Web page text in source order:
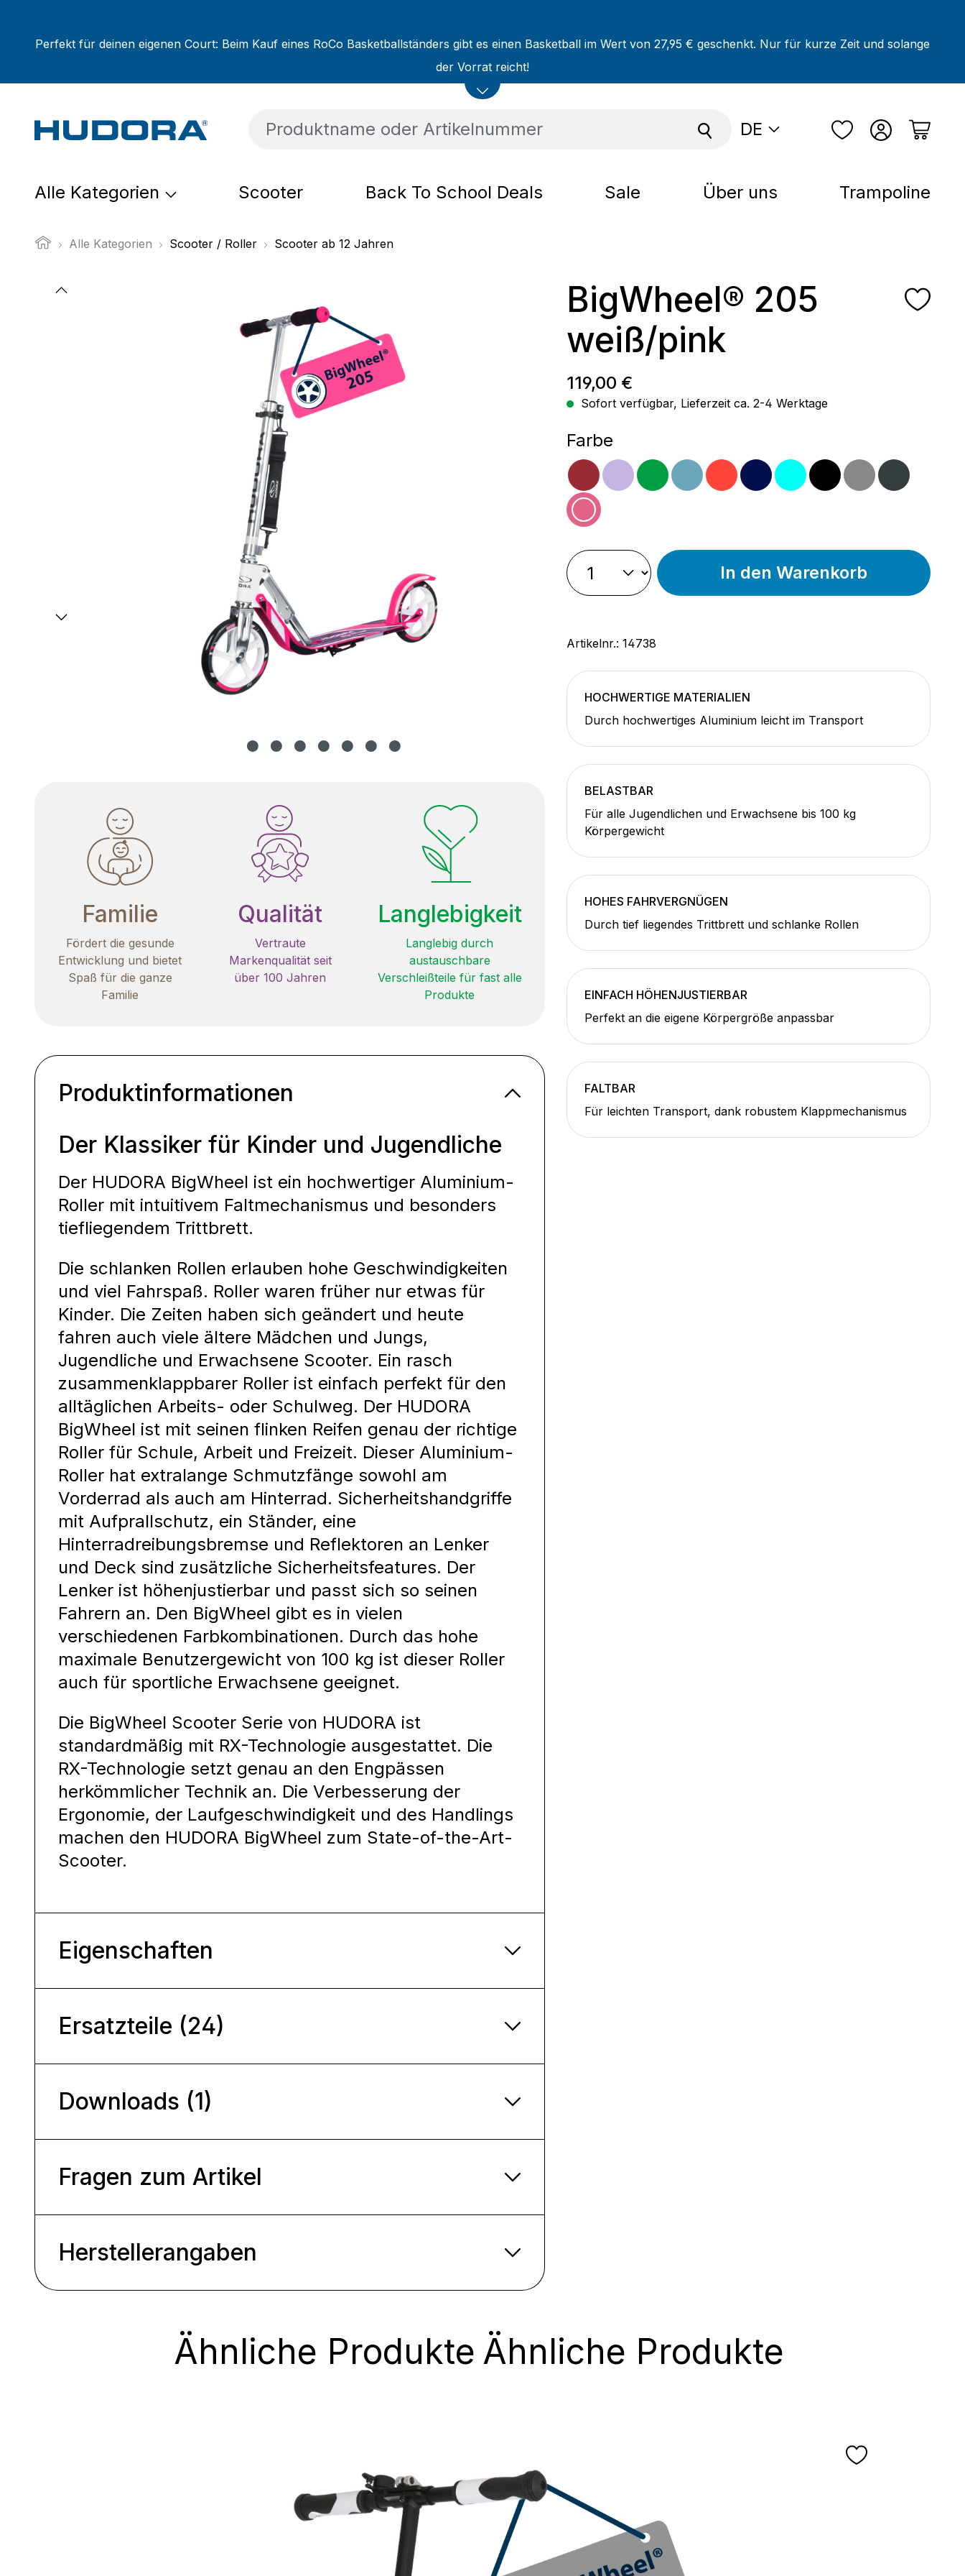
Perfekt für deinen eigenen Court: Beim Kauf eines RoCo Basketballständers gibt es einen Basketball im Wert von 27,95 € geschenkt. Nur für kurze Zeit und solange
der Vorrat reicht!
DE
Alle Kategorien Scooter Back To School Deals Sale Über uns Trampoline
Alle Kategorien Scooter / Roller Scooter ab 12 Jahren
Bildergalerie überspringen
Familie
Fördert die gesunde
Entwicklung und bietet
Spaß für die ganze
Familie
Qualität
Vertraute
Markenqualität seit
über 100 Jahren
Langlebigkeit
Langlebig durch
austauschbare
Verschleißteile für fast alle
Produkte
BigWheel® 205
weiß/pink
Regulärer Preis:
119,00 €
Sofort verfügbar, Lieferzeit ca. 2-4 Werktage
Farbeauswählen
magenta
lila grünocean
rot schwarz/blau
türkisschwarz
grauanthrazit
pink
In den Warenkorb
Artikelnr.: 14738
HOCHWERTIGE MATERIALIEN
Durch hochwertiges Aluminium leicht im Transport
BELASTBAR
Für alle Jugendlichen und Erwachsene bis 100 kg
Körpergewicht
HOHES FAHRVERGNÜGEN
Durch tief liegendes Trittbrett und schlanke Rollen
EINFACH HÖHENJUSTIERBAR
Perfekt an die eigene Körpergröße anpassbar
FALTBAR
Für leichten Transport, dank robustem Klappmechanismus
Produktinformationen
Der Klassiker für Kinder und Jugendliche
Der HUDORA BigWheel ist ein hochwertiger Aluminium-
Roller mit intuitivem Faltmechanismus und besonders
tiefliegendem Trittbrett.
Die schlanken Rollen erlauben hohe Geschwindigkeiten
und viel Fahrspaß. Roller waren früher nur etwas für
Kinder. Die Zeiten haben sich geändert und heute
fahren auch viele ältere Mädchen und Jungs,
Jugendliche und Erwachsene Scooter. Ein rasch
zusammenklappbarer Roller ist einfach perfekt für den
alltäglichen Arbeits- oder Schulweg. Der HUDORA
BigWheel ist mit seinen flinken Reifen genau der richtige
Roller für Schule, Arbeit und Freizeit. Dieser Aluminium-
Roller hat extralange Schmutzfänge sowohl am
Vorderrad als auch am Hinterrad. Sicherheitshandgriffe
mit Aufprallschutz, ein Ständer, eine
Hinterradreibungsbremse und Reflektoren an Lenker
und Deck sind zusätzliche Sicherheitsfeatures. Der
Lenker ist höhenjustierbar und passt sich so seinen
Fahrern an. Den BigWheel gibt es in vielen
verschiedenen Farbkombinationen. Durch das hohe
maximale Benutzergewicht von 100 kg ist dieser Roller
auch für sportliche Erwachsene geeignet.
Die BigWheel Scooter Serie von HUDORA ist
standardmäßig mit RX-Technologie ausgestattet. Die
RX-Technologie setzt genau an den Engpässen
herkömmlicher Technik an. Die Verbesserung der
Ergonomie, der Laufgeschwindigkeit und des Handlings
machen den HUDORA BigWheel zum State-of-the-Art-
Scooter.
Eigenschaften
Ersatzteile (24)
Downloads (1)
Fragen zum Artikel
Herstellerangaben
Ähnliche Produkte Ähnliche Produkte